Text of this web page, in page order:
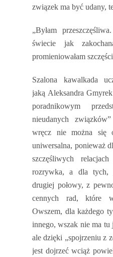
związek ma być udany,
„Byłam
świecie jak
promieniowałam
Szalona kawalkada
jaką Aleksandra
poradnikowym
nieudanych
wręcz nie można się
uniwersalna, ponieważ
szczęśliwych
rozrywka, a dla tych,
drugiej połowy, z
cennych rad, które
Owszem, dla każdego
innego, wszak nie ma tu
ale dzięki „spojrzeniu z
jest dojrzeć wciąż